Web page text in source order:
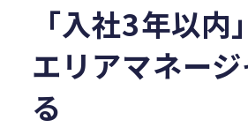
「入社3年以内
エリアマネー
る